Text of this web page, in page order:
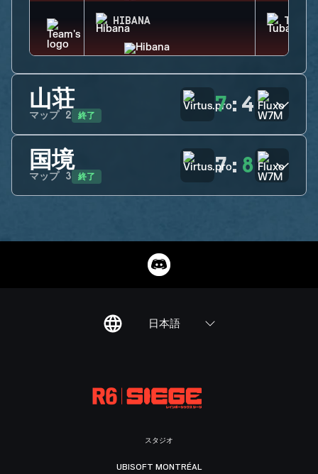
HIBANA
山荘
マップ 2 終了 7: 4
国境
マップ 3 終了 7: 8
日本語
スタジオ
UBISOFT MONTRÉAL